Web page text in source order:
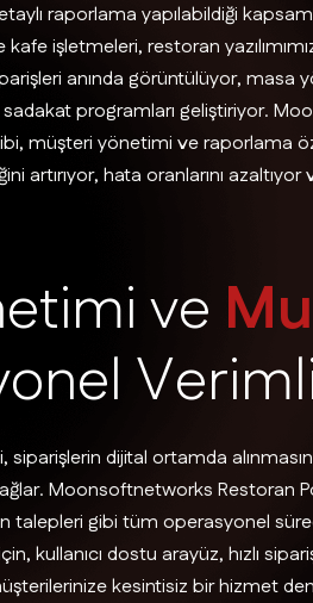
raporlama yapılabildiği
işletmeleri, restoran
anında görüntülüyor, masa
programları geliştiriyor.
müşteri yönetimi ve raporlama
artırıyor, hata oranlarını
etimive Mu
onel Veriml
dijital ortamda
Moonsoftnetworks Restoran
talepleri gibi tüm operasyonel
kullanıcı dostu arayüz, hızlı
kesintisiz bir hizmet